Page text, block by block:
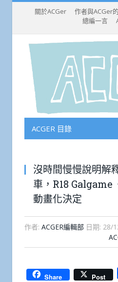
關於ACGer 作者與ACGer
總編一言
ACGER 目錄
沒時間慢慢說明解
車，R18 Galgame
動畫化決定
作者: ACGER編輯部 日期: 28/
Share Post